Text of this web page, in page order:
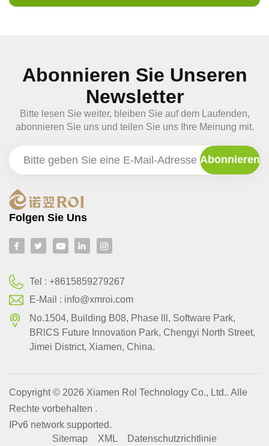
Abonnieren Sie Unseren
Newsletter
Bitte lesen Sie weiter, bleiben Sie auf dem Laufenden,
abonnieren Sie uns und teilen Sie uns Ihre Meinung mit.
Folgen Sie Uns
Tel :+8615859279267
E-Mail : info@xmroi.com
No.1504, Building B08, Phase lll, Software Park,
BRlCS Future Innovation Park, Chengyi North Street,
Jimei District, Xiamen, China.
Copyright © 2026 Xiamen Rol Technology Co., Ltd.. Alle
Rechte vorbehalten .
IPv6 network supported.
Sitemap
XML Datenschutzrichtlinie